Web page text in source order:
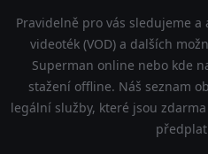
Pravidelně pro vás sledujeme
videoték (VOD) a dalších
Superman online nebo kde
stažení offline. Náš seznam
legální služby, které jsou